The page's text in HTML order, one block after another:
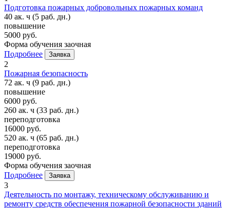
Подготовка пожарных добровольных пожарных команд
40 ак. ч (5 раб. дн.)
повышение
5000 руб.
Форма обучения заочная
Подробнее
Заявка
2
Пожарная безопасность
72 ак. ч (9 раб. дн.)
повышение
6000 руб.
260 ак. ч (33 раб. дн.)
переподготовка
16000 руб.
520 ак. ч (65 раб. дн.)
переподготовка
19000 руб.
Форма обучения заочная
Подробнее
Заявка
3
Деятельность по монтажу, техническому обслуживанию и
ремонту средств обеспечения пожарной безопасности зданий